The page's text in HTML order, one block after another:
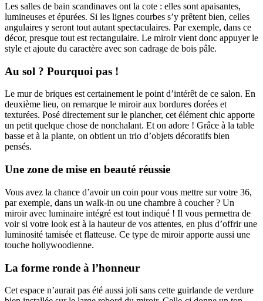
Les salles de bain scandinaves ont la cote : elles sont apaisantes,
lumineuses et épurées. Si les lignes courbes s’y prêtent bien, celles
angulaires y seront tout autant spectaculaires. Par exemple, dans ce
décor, presque tout est rectangulaire. Le miroir vient donc appuyer le
style et ajoute du caractère avec son cadrage de bois pâle.
Au sol ? Pourquoi pas !
Le mur de briques est certainement le point d’intérêt de ce salon. En
deuxième lieu, on remarque le miroir aux bordures dorées et
texturées. Posé directement sur le plancher, cet élément chic apporte
un petit quelque chose de nonchalant. Et on adore ! Grâce à la table
basse et à la plante, on obtient un trio d’objets décoratifs bien
pensés.
Une zone de mise en beauté réussie
Vous avez la chance d’avoir un coin pour vous mettre sur votre 36,
par exemple, dans un walk-in ou une chambre à coucher ? Un
miroir avec luminaire intégré est tout indiqué ! Il vous permettra de
voir si votre look est à la hauteur de vos attentes, en plus d’offrir une
luminosité tamisée et flatteuse. Ce type de miroir apporte aussi une
touche hollywoodienne.
La forme ronde à l’honneur
Cet espace n’aurait pas été aussi joli sans cette guirlande de verdure